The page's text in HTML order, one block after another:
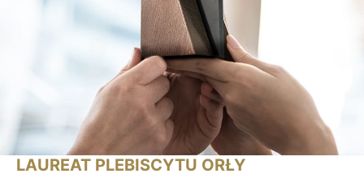
LAUREAT PLEBISCYTU ORŁY